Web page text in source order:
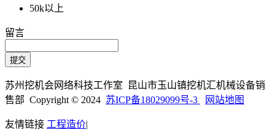
50k以上
留言
苏州挖机会网络科技工作室 昆山市玉山镇挖机汇机械设备销
售部 Copyright © 2024 苏ICP备18029099号-3 网站地图
友情链接 工程造价|